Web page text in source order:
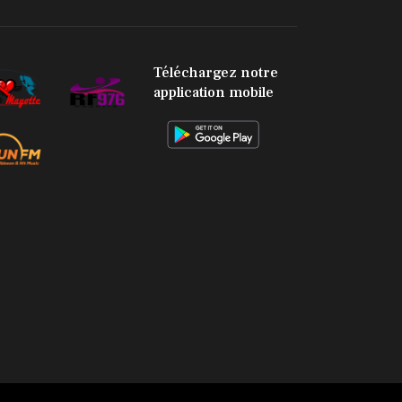
Téléchargez notre
application mobile